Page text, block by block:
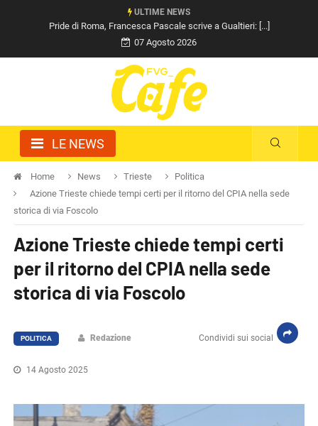
ULTIME NEWS
Pride di Roma, Francesca Pascale scrive a Gualtieri: [...]
07 Agosto 2026
LE NEWS
Home News Trieste
Politica
Azione Trieste chiede tempi certi per il ritorno del CPIA nella sede
storica di via Foscolo
Azione Trieste chiede tempi certi
per il ritorno del CPIA nella sede
storica di via Foscolo
Condividi sui social
POLITICA Redazione
14 Agosto 2025